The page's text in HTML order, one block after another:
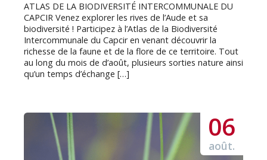
ATLAS DE LA BIODIVERSITÉ INTERCOMMUNALE DU
CAPCIR Venez explorer les rives de l’Aude et sa
biodiversité ! Participez à l’Atlas de la Biodiversité
Intercommunale du Capcir en venant découvrir la
richesse de la faune et de la flore de ce territoire. Tout
au long du mois de d’août, plusieurs sorties nature ainsi
qu’un temps d’échange […]
06
août.